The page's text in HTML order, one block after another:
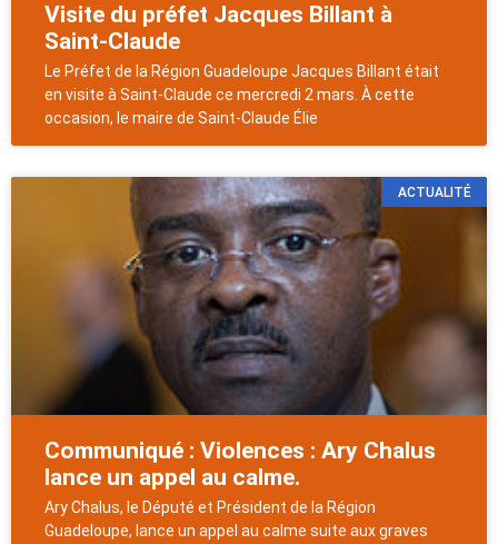
Visite du préfet Jacques Billant à
Saint-Claude
Le Préfet de la Région Guadeloupe Jacques Billant était
en visite à Saint-Claude ce mercredi 2 mars. À cette
occasion, le maire de Saint-Claude Élie
ACTUALITÉ
Communiqué : Violences : Ary Chalus
lance un appel au calme.
Ary Chalus, le Député et Président de la Région
Guadeloupe, lance un appel au calme suite aux graves